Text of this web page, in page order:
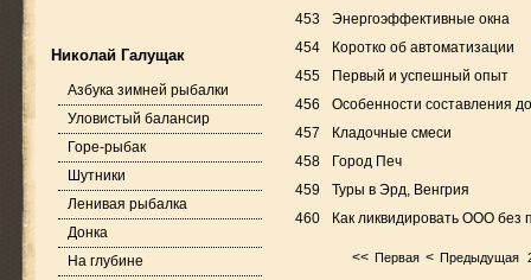
Николай Галущак
Азбука зимней рыбалки
Уловистый балансир
Горе-рыбак
Шутники
Ленивая рыбалка
Донка
На глубине
453
Энергоэффективные окна
454
Коротко об автоматизации
455
Первый и успешный опыт
456
Особенности составления
457
Кладочные смеси
458
Город Печ
459
Туры в Эрд, Венгрия
460
Как ликвидировать ООО без
<< Первая < Предыдущая